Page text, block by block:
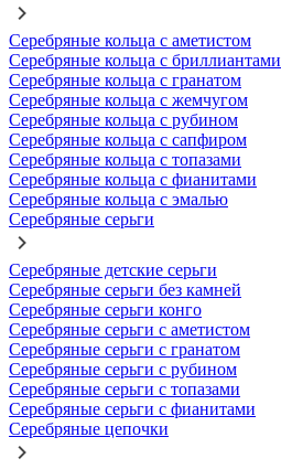
Серебряные кольца с аметистом
Серебряные кольца с бриллиантами
Серебряные кольца с гранатом
Серебряные кольца с жемчугом
Серебряные кольца с рубином
Серебряные кольца с сапфиром
Серебряные кольца с топазами
Серебряные кольца с фианитами
Серебряные кольца с эмалью
Серебряные серьги
Серебряные детские серьги
Серебряные серьги без камней
Серебряные серьги конго
Серебряные серьги с аметистом
Серебряные серьги с гранатом
Серебряные серьги с рубином
Серебряные серьги с топазами
Серебряные серьги с фианитами
Серебряные цепочки